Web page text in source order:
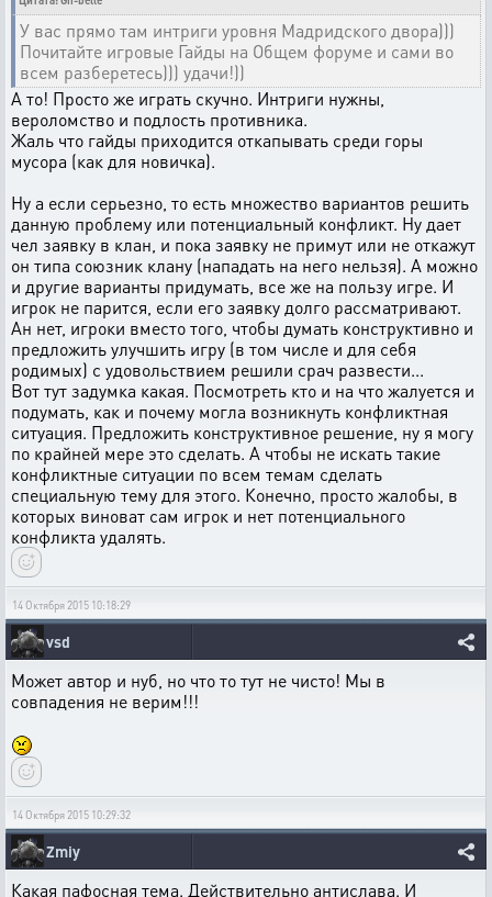
У вас прямо там интриги уровня Мадридского двора)))
Почитайте игровые Гайды на Общем форуме и сами во
всем разберетесь))) удачи!))
А то! Просто же играть скучно. Интриги нужны,
вероломство и подлость противника.
Жаль что гайды приходится откапывать среди горы
мусора (как для новичка).
Ну а если серьезно, то есть множество вариантов решить
данную проблему или потенциальный конфликт. Ну дает
чел заявку в клан, и пока заявку не примут или не откажут
он типа союзник клану (нападать на него нельзя). А можно
и другие варианты придумать, все же на пользу игре. И
игрок не парится, если его заявку долго рассматривают.
Ан нет, игроки вместо того, чтобы думать конструктивно и
предложить улучшить игру (в том числе и для себя
родимых) с удовольствием решили срач развести...
Вот тут задумка какая. Посмотреть кто и на что жалуется и
подумать, как и почему могла возникнуть конфликтная
ситуация. Предложить конструктивное решение, ну я могу
по крайней мере это сделать. А чтобы не искать такие
конфликтные ситуации по всем темам сделать
специальную тему для этого. Конечно, просто жалобы, в
которых виноват сам игрок и нет потенциального
конфликта удалять.
14 Октября 2015 10:18:29
vsd
Может автор и нуб, но что то тут не чисто! Мы в
совпадения не верим!!!
14 Октября 2015 10:29:32
Zmiy
Какая пафосная тема. Действительно антислава. И